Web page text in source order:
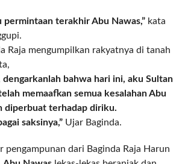
permintaan terakhir Abu Nawas,”kata
Raja mengumpilkan rakyatnya di tanah
dengarkanlah bahwa hari ini, aku Sultan
memaafkan semua kesalahan Abu
diperbuat terhadap diriku.
saksinya,” Ujar Baginda.
pengampunan dari Baginda Raja Harun